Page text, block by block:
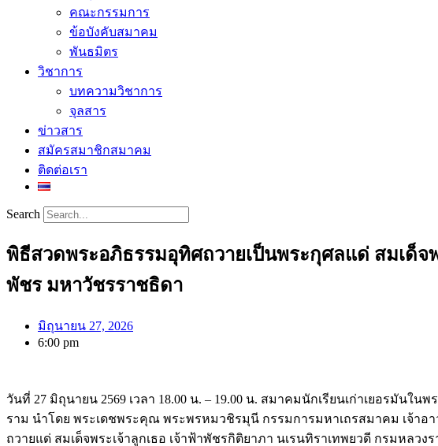
คณะกรรมการ
ข้อบังคับสมาคม
พันธมิตร
วิชาการ
บทความวิชาการ
จุลสาร
ข่าวสาร
สมัครสมาชิกสมาคม
ติดต่อเรา
Search
พิธีสวดพระอภิธรรมอุทิศถวายเป็นพระกุศลแด่ สมเด็จ
พัชร มหาวัชรราชธิดา
มิถุนายน 27, 2026
6:00 pm
วันที่ 27 มิถุนายน 2569 เวลา 18.00 น. – 19.00 น. สมาคมนักเรียนเก่าเยอรมั
ราม นำโดย พระเดชพระคุณ พระพรหมวชิรมุนี กรรมการมหาเถรสมาคม เจ้า
ถวายแด่ สมเด็จพระเจ้าลูกเธอ เจ้าฟ้าพัชรกิติยาภา นเรนทิราเทพยวดี กรมห